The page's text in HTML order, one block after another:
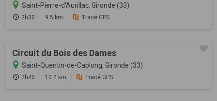
Saint-Pierre-d'Aurillac, Gironde (33)
2h30 9.5 km Tracé GPS
Circuit du Bois des Dames
Saint-Quentin-de-Caplong, Gironde (33)
2h40 10.4 km Tracé GPS